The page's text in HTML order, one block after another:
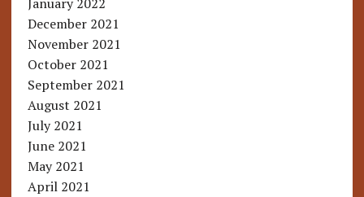
December 2021
November 2021
October 2021
September 2021
August 2021
July 2021
June 2021
May 2021
April 2021